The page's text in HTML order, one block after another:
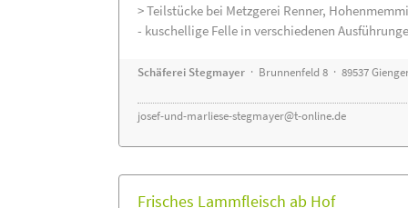
> Teilstücke bei Metzgerei Renner,
- kuschellige Felle in verschiedenen
Schäferei Stegmayer · Brunnenfeld 8 · 89537
josef-und-marliese-stegmayer@t-online.de
Frisches Lammfleisch ab Hof